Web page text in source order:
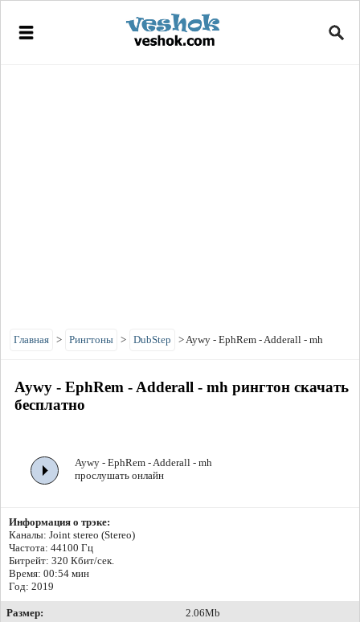
Главная > Рингтоны > DubStep >Aywy - EphRem - Adderall - mh
Aywy - EphRem - Adderall - mh рингтон скачать
бесплатно
Aywy - EphRem - Adderall - mh
прослушать онлайн
Информация о трэке:
Каналы: Joint stereo (Stereo)
Частота: 44100 Гц
Битрейт: 320 Кбит/сек.
Время: 00:54 мин
Год: 2019
Размер:
2.06Mb